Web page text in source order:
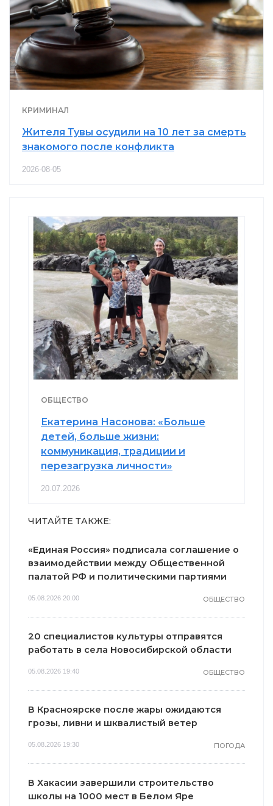
КРИМИНАЛ
Жителя Тувы осудили на 10 лет за смерть
знакомого после конфликта
2026-08-05
ОБЩЕСТВО
Екатерина Насонова: «Больше
детей, больше жизни:
коммуникация, традиции и
перезагрузка личности»
20.07.2026
ЧИТАЙТЕ ТАКЖЕ:
«Единая Россия» подписала соглашение о
взаимодействии между Общественной
палатой РФ и политическими партиями
05.08.2026 20:00 ОБЩЕСТВО
20 специалистов культуры отправятся
работать в села Новосибирской области
05.08.2026 19:40 ОБЩЕСТВО
В Красноярске после жары ожидаются
грозы, ливни и шквалистый ветер
05.08.2026 19:30 ПОГОДА
В Хакасии завершили строительство
школы на 1000 мест в Белом Яре